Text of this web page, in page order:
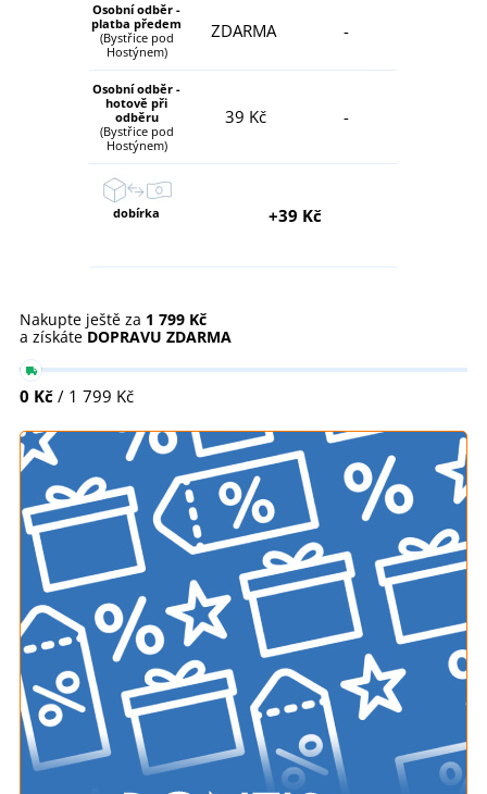
Osobní odběr -
platba předem
(Bystřice pod
Hostýnem)
ZDARMA -
Osobní odběr -
hotově při
odběru
(Bystřice pod
Hostýnem)
39 Kč -
dobírka +39 Kč
Nakupte ještě za 1 799 Kč
a získáte DOPRAVU ZDARMA
0 Kč / 1 799 Kč